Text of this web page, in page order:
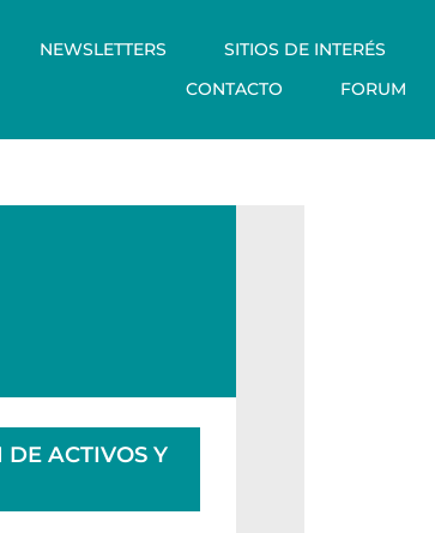
NEWSLETTERS
SITIOS DE INTERÉS
CONTACTO
FORUM
DE ACTIVOS Y